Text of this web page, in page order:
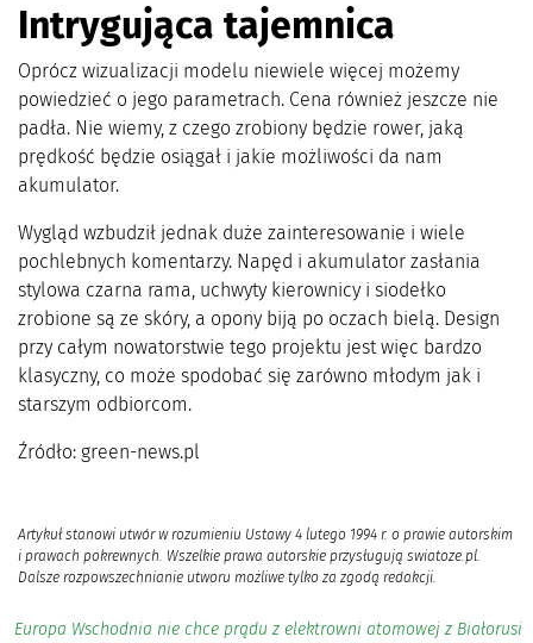
Intrygująca tajemnica
Oprócz wizualizacji modelu niewiele więcej możemy
powiedzieć o jego parametrach. Cena również jeszcze nie
padła. Nie wiemy, z czego zrobiony będzie rower, jaką
prędkość będzie osiągał i jakie możliwości da nam
akumulator.
Wygląd wzbudził jednak duże zainteresowanie i wiele
pochlebnych komentarzy. Napęd i akumulator zasłania
stylowa czarna rama, uchwyty kierownicy i siodełko
zrobione są ze skóry, a opony biją po oczach bielą. Design
przy całym nowatorstwie tego projektu jest więc bardzo
klasyczny, co może spodobać się zarówno młodym jak i
starszym odbiorcom.
Źródło: green-news.pl
Artykuł stanowi utwór w rozumieniu Ustawy 4 lutego 1994 r. o prawie autorskim
i prawach pokrewnych. Wszelkie prawa autorskie przysługują swiatoze.pl.
Dalsze rozpowszechnianie utworu możliwe tylko za zgodą redakcji.
Europa Wschodnia nie chce prądu z elektrowni atomowej z Białorusi